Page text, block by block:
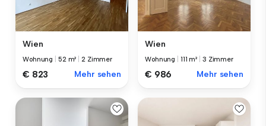
Wien
Wohnung 52 m² |2 Zimmer
€ 823 Mehr sehen
Wien
Wohnung 111 m² 3 Zimmer
€ 986 Mehr sehen